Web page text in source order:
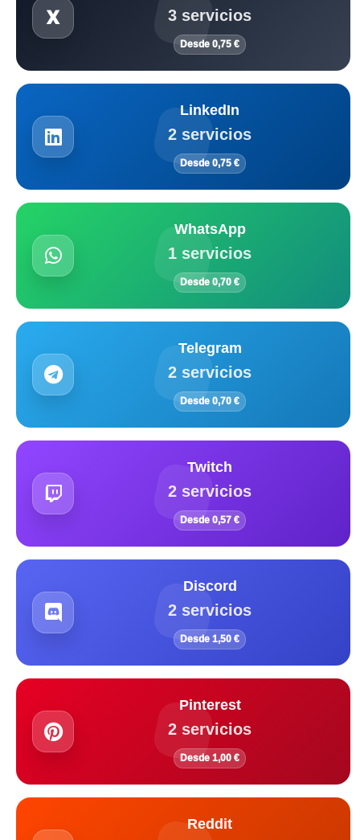
3 servicios
Desde 0,75 €
LinkedIn
2 servicios
Desde 0,75 €
WhatsApp
1 servicios
Desde 0,70 €
Telegram
2 servicios
Desde 0,70 €
Twitch
2 servicios
Desde 0,57 €
Discord
2 servicios
Desde 1,50 €
Pinterest
2 servicios
Desde 1,00 €
Reddit